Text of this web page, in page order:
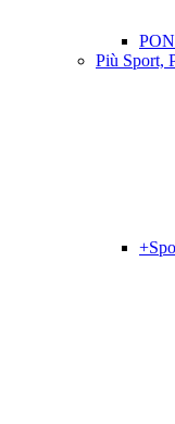
Più Sport,